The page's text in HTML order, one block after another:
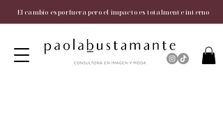
El cambio es por fuera pero el impacto es totalmente interno